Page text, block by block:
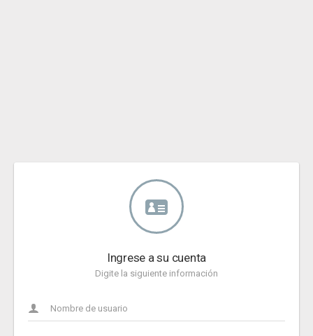
Ingrese a su cuenta
Digite la siguiente información